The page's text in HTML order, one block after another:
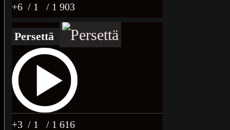
+6 / 1 / 1 903
Persettä
+3 / 1 / 1 616